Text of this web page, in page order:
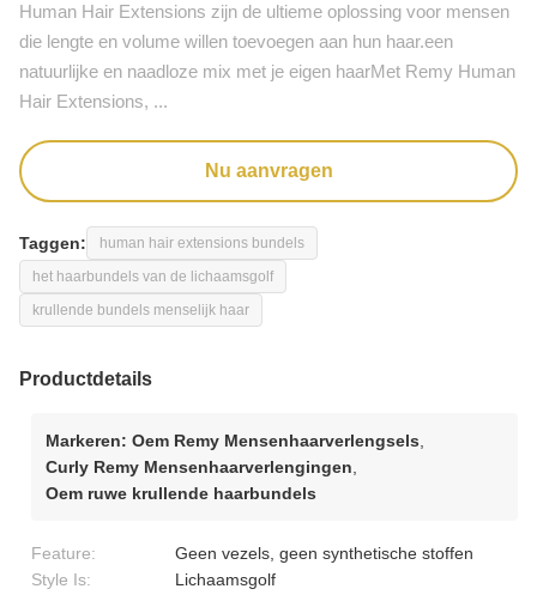
Human Hair Extensions zijn de ultieme oplossing voor mensen
die lengte en volume willen toevoegen aan hun haar.een
natuurlijke en naadloze mix met je eigen haarMet Remy Human
Hair Extensions, ...
Nu aanvragen
Taggen:
human hair extensions bundels
het haarbundels van de lichaamsgolf
krullende bundels menselijk haar
Productdetails
Markeren: Oem Remy Mensenhaarverlengsels
Curly Remy Mensenhaarverlengingen
Oem ruwe krullende haarbundels
Feature:
Geen vezels, geen synthetische stoffen
Style Is:
Lichaamsgolf